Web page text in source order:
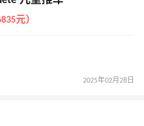
元）
2025年02月28日